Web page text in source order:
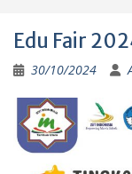
Edu Fair
30/10/2024